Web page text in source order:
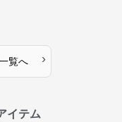
覧へ ›
イテム